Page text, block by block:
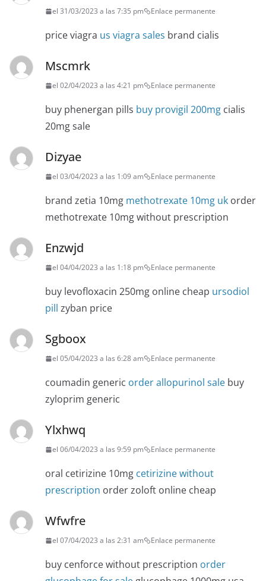
el 31/03/2023 a las 7:35 pm Enlace permanente
price viagra us viagra sales brand cialis
Mscmrk
el 02/04/2023 a las 4:21 pm Enlace permanente
buy phenergan pills buy provigil 200mg cialis
20mg sale
Dizyae
el 03/04/2023 a las 1:09 am Enlace permanente
brand zetia 10mg methotrexate 10mg uk order
methotrexate 10mg without prescription
Enzwjd
el 04/04/2023 a las 1:18 pm Enlace permanente
buy levofloxacin 250mg online cheap ursodiol
pill zyban price
Sgboox
el 05/04/2023 a las 6:28 am Enlace permanente
coumadin generic order allopurinol sale buy
zyloprim generic
Ylxhwq
el 06/04/2023 a las 9:59 pm Enlace permanente
oral cetirizine 10mg cetirizine without
prescription order zoloft online cheap
Wfwfre
el 07/04/2023 a las 2:31 am Enlace permanente
buy cenforce without prescription order